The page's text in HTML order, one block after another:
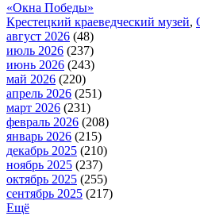
«Окна Победы»
Крестецкий краеведческий музей,
август 2026 (48)
июль 2026 (237)
июнь 2026 (243)
май 2026 (220)
апрель 2026 (251)
март 2026 (231)
февраль 2026 (208)
январь 2026 (215)
декабрь 2025 (210)
ноябрь 2025 (237)
октябрь 2025 (255)
сентябрь 2025 (217)
Ещё